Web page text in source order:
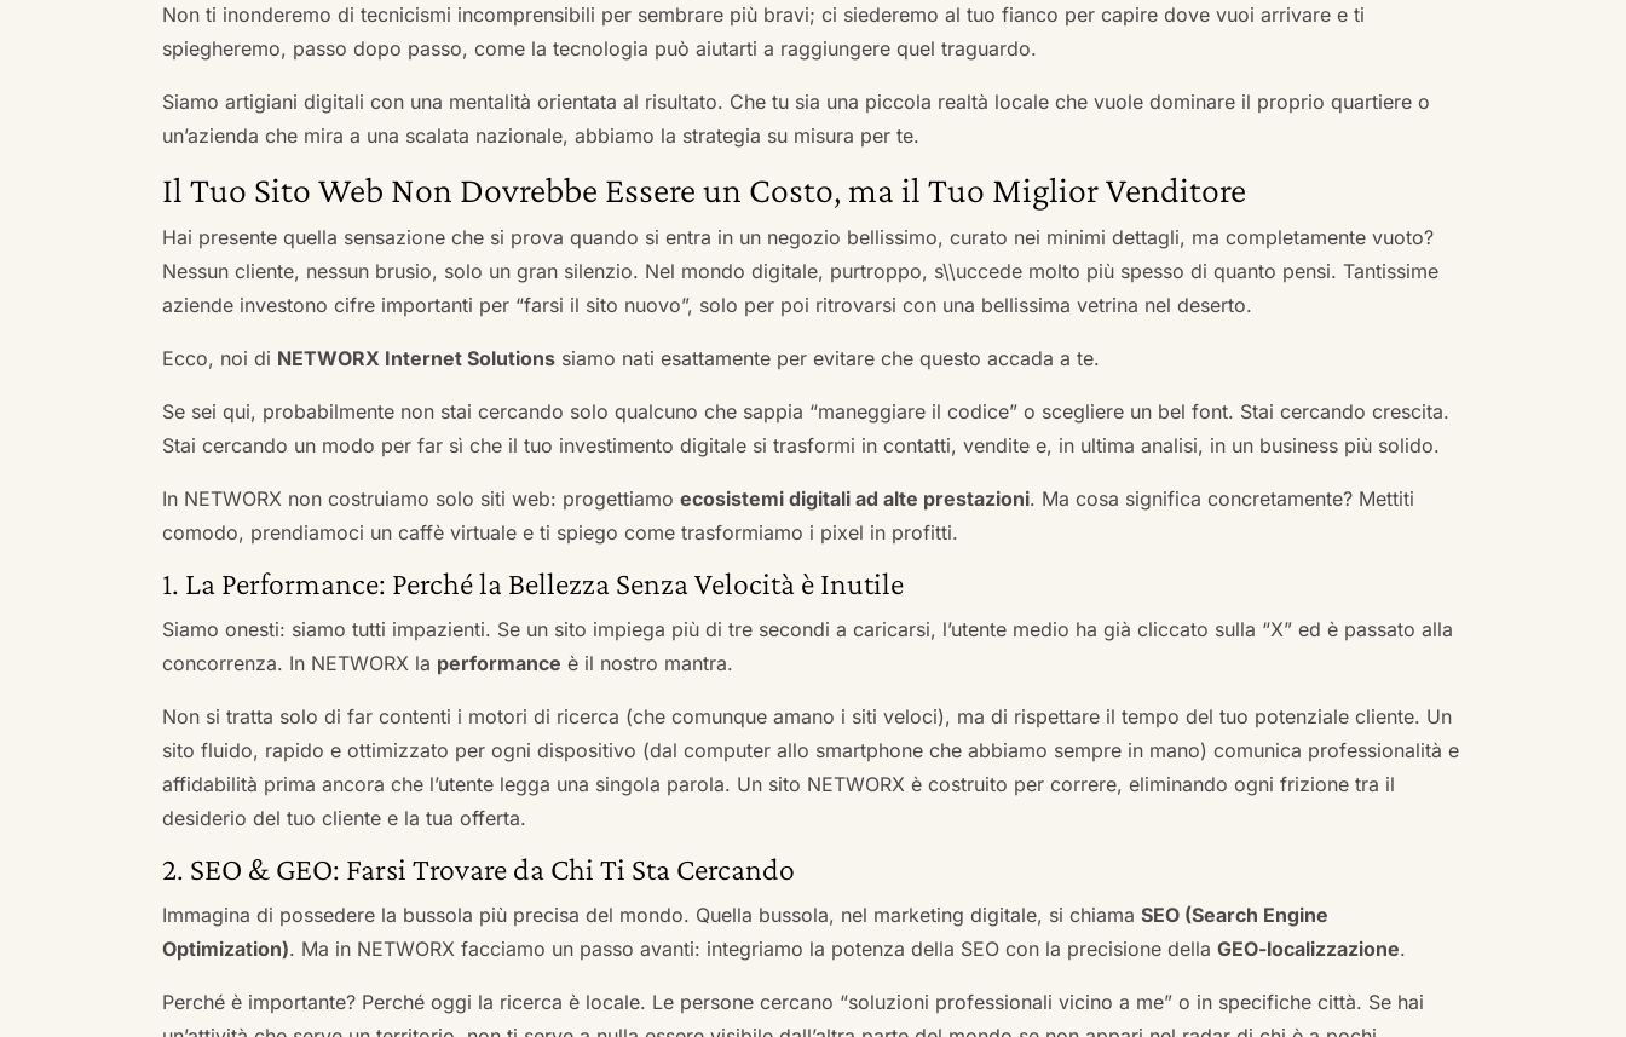
Non ti inonderemo di tecnicismi incomprensibili per sembrare più bravi; ci siederemo al tuo fianco per capire dove vuoi arrivare e ti
spiegheremo, passo dopo passo, come la tecnologia può aiutarti a raggiungere quel traguardo.
Siamo artigiani digitali con una mentalità orientata al risultato. Che tu sia una piccola realtà locale che vuole dominare il proprio quartiere o
un’azienda che mira a una scalata nazionale, abbiamo la strategia su misura per te.
Il Tuo Sito Web Non Dovrebbe Essere un Costo, ma il Tuo Miglior Venditore
Hai presente quella sensazione che si prova quando si entra in un negozio bellissimo, curato nei minimi dettagli, ma completamente vuoto?
Nessun cliente, nessun brusio, solo un gran silenzio. Nel mondo digitale, purtroppo, s\\uccede molto più spesso di quanto pensi. Tantissime
aziende investono cifre importanti per “farsi il sito nuovo”, solo per poi ritrovarsi con una bellissima vetrina nel deserto.
Ecco, noi di NETWORX Internet Solutions siamo nati esattamente per evitare che questo accada a te.
Se sei qui, probabilmente non stai cercando solo qualcuno che sappia “maneggiare il codice” o scegliere un bel font. Stai cercando crescita.
Stai cercando un modo per far sì che il tuo investimento digitale si trasformi in contatti, vendite e, in ultima analisi, in un business più solido.
In NETWORX non costruiamo solo siti web: progettiamoecosistemi digitali ad alte prestazioni. Ma cosa significa concretamente? Mettiti
comodo, prendiamoci un caffè virtuale e ti spiego come trasformiamo i pixel in profitti.
1. La Performance: Perché la Bellezza Senza Velocità è Inutile
Siamo onesti: siamo tutti impazienti. Se un sito impiega più di tre secondi a caricarsi, l’utente medio ha già cliccato sulla “X” ed è passato alla
concorrenza. In NETWORX la performance è il nostro mantra.
Non si tratta solo di far contenti i motori di ricerca (che comunque amano i siti veloci), ma di rispettare il tempo del tuo potenziale cliente. Un
sito fluido, rapido e ottimizzato per ogni dispositivo (dal computer allo smartphone che abbiamo sempre in mano) comunica professionalità e
affidabilità prima ancora che l’utente legga una singola parola. Un sito NETWORX è costruito per correre, eliminando ogni frizione tra il
desiderio del tuo cliente e la tua offerta.
2. SEO & GEO: Farsi Trovare da Chi Ti Sta Cercando
Immagina di possedere la bussola più precisa del mondo. Quella bussola, nel marketing digitale, si chiamaSEO (Search Engine
Optimization). Ma in NETWORX facciamo un passo avanti: integriamo la potenza della SEO con la precisione dellaGEO-localizzazione.
Perché è importante? Perché oggi la ricerca è locale. Le persone cercano “soluzioni professionali vicino a me” o in specifiche città. Se hai